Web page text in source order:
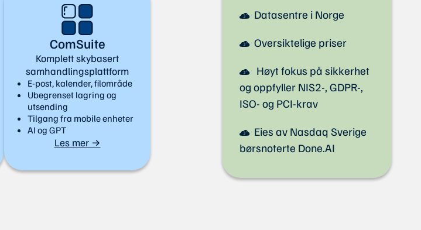
ComSuite
Komplett skybasert
samhandlingsplattform
E-post, kalender, filområde
Ubegrenset lagring og
utsending
Tilgang fra mobile enheter
AI og GPT
Les mer →
Datasentre i Norge
Oversiktelige priser
Høyt fokus på sikkerhet
og oppfyller NIS2-, GDPR-,
ISO- og PCI-krav
Eies av Nasdaq Sverige
børsnoterte Done.AI